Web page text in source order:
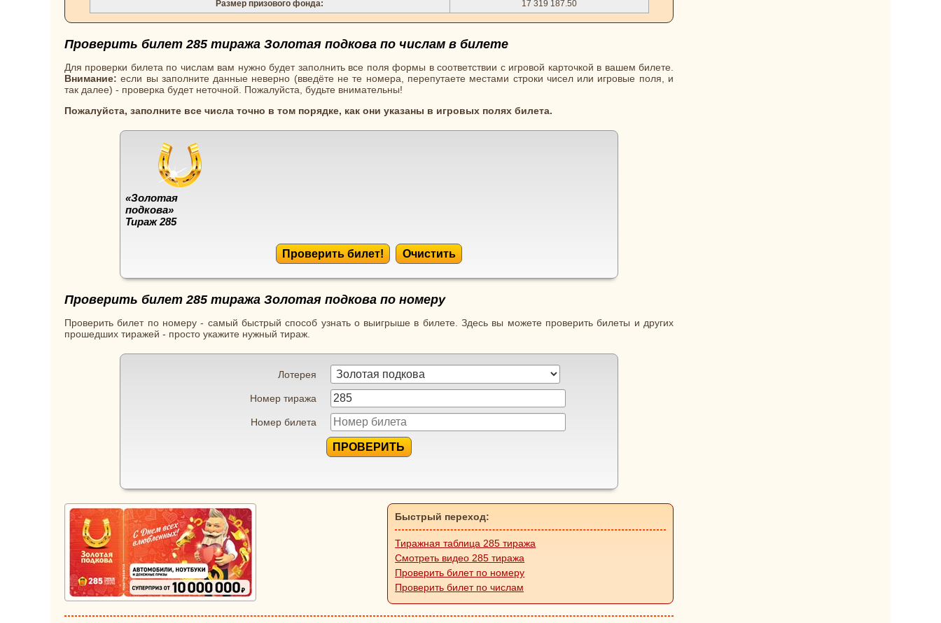
Размер призового фонда:
17 319 187.50
Проверить билет 285 тиража Золотая подкова по числам в билете
Для проверки билета по числам вам нужно будет заполнить все поля формы в соответствии с игровой карточкой в вашем билете.
Внимание: если вы заполните данные неверно (введёте не те номера, перепутаете местами строки чисел или игровые поля, и
так далее) - проверка будет неточной. Пожалуйста, будьте внимательны!
Пожалуйста, заполните все числа точно в том порядке, как они указаны в игровых полях билета.
«Золотая
подкова»
Тираж 285
Проверить билет! Очистить
Проверить билет 285 тиража Золотая подкова по номеру
Проверить билет по номеру - самый быстрый способ узнать о выигрыше в билете. Здесь вы можете проверить билеты и других
прошедших тиражей - просто укажите нужный тираж.
Лотерея
Номер тиража
Номер билета
ПРОВЕРИТЬ
Быстрый переход:
Тиражная таблица 285 тиража
Смотреть видео 285 тиража
Проверить билет по номеру
Проверить билет по числам